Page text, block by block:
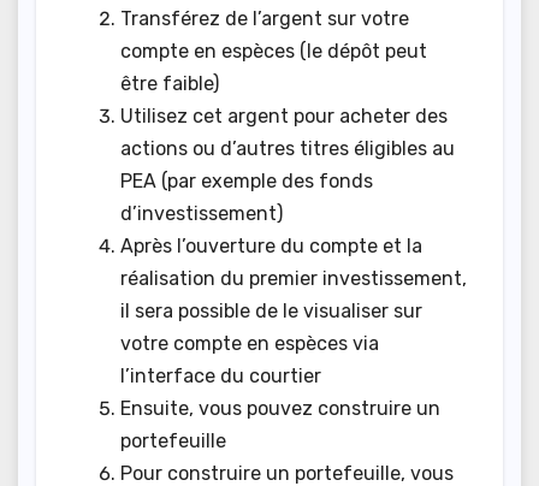
Transférez de l’argent sur votre
compte en espèces (le dépôt peut
être faible)
Utilisez cet argent pour acheter des
actions ou d’autres titres éligibles au
PEA (par exemple des fonds
d’investissement)
Après l’ouverture du compte et la
réalisation du premier investissement,
il sera possible de le visualiser sur
votre compte en espèces via
l’interface du courtier
Ensuite, vous pouvez construire un
portefeuille
Pour construire un portefeuille, vous